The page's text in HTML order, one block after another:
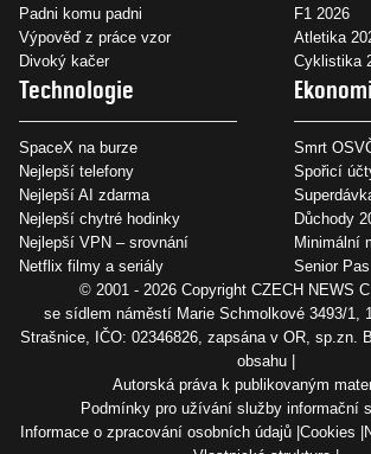
Padni komu padni
Výpověď z práce vzor
Divoký kačer
F1 2026
Atletika
Cyklistika
Technologie
SpaceX na burze
Nejlepší telefony
Nejlepší AI zdarma
Nejlepší chytré hodinky
Nejlepší VPN – srovnání
Netflix filmy a seriály
Smrt
Spořicí
Důchody
Minimální
Senior
© 2001 - 2026 Copyright CZECH NEWS
se sídlem náměstí Marie Schmolkové 3493/1,
Strašnice, IČO: 02346826, zapsána v OR, sp.zn.
obsahu
Autorská práva k publikovaným
Podmínky pro užívání služby informační
Informace o zpracování osobních údajů Cookies